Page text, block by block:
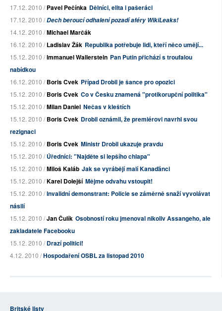
17.12. 2010 /Pavel Pečínka Dělníci, elita i pašeráci
17.12. 2010 /Dech beroucí odhalení pozadí aféry WikiLeaks!
14.12. 2010 /Michael Marčák
16.12. 2010 /Ladislav Žák Republika potřebuje lidi, kteří něco umějí...
15.12. 2010 /Immanuel Wallerstein Pan Putin přichází s troufalou
nabídkou
16.12. 2010 /Boris Cvek Případ Drobil je šance pro opozici
15.12. 2010 /Boris Cvek Co v Česku znamená "protikorupční politika"
15.12. 2010 /Milan Daniel Nečas v kleštích
15.12. 2010 /Boris Cvek Drobil oznámil, že premiérovi navrhl svou
rezignaci
15.12. 2010 /Boris Cvek Ministr Drobil ukazuje pravdu
15.12. 2010 /Úředníci: "Najděte si lepšího chlapa"
15.12. 2010 /Miloš Kaláb Jak se vyrábějí malí Kanaďánci
15.12. 2010 /Karel Dolejší Mějme odvahu vstoupit!
15.12. 2010 /Invalidní demonstrant: Policie se záměrně snaží vyvolávat
násilí
15.12. 2010 /Jan Čulík Osobností roku jmenoval nikoliv Assangeho, ale
zakladatele Facebooku
15.12. 2010 /Drazí politici!
4.12. 2010 /Hospodaření OSBL za listopad 2010
Britské listy